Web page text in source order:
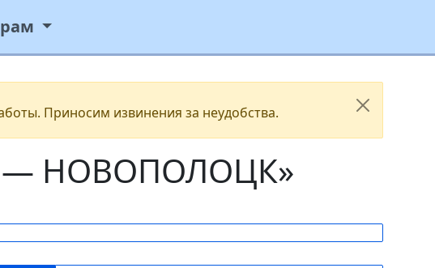
Приносим извинения за неудобства.
— НОВОПОЛОЦК»